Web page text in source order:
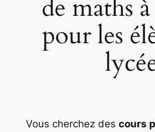
de maths
pour les
Vous cherchez des cours